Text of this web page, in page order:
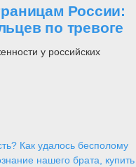
России:
по тревоге
у российских
Как удалось бесполому
нашего брата, купить